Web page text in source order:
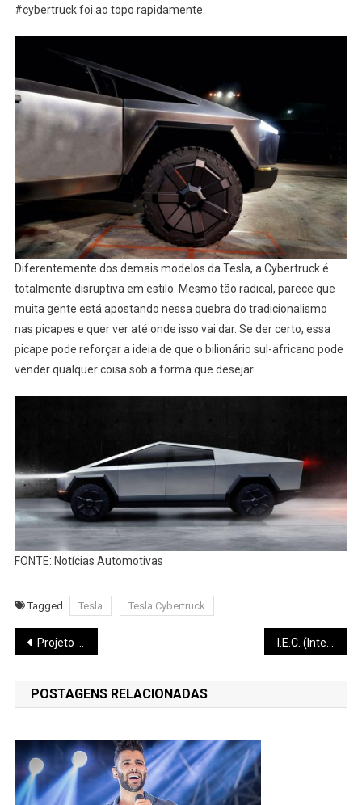
#cybertruck foi ao topo rapidamente.
Diferentemente dos demais modelos da Tesla, a Cybertruck é
totalmente disruptiva em estilo. Mesmo tão radical, parece que
muita gente está apostando nessa quebra do tradicionalismo
nas picapes e quer ver até onde isso vai dar. Se der certo, essa
picape pode reforçar a ideia de que o bilionário sul-africano pode
vender qualquer coisa sob a forma que desejar.
FONTE: Notícias Automotivas
Tagged Tesla Tesla Cybertruck
Navegação
de
Post
Projeto Viver Bem – Saúde & Qualidade de Vida I.E.C. (Intensive English Classes)
POSTAGENS RELACIONADAS